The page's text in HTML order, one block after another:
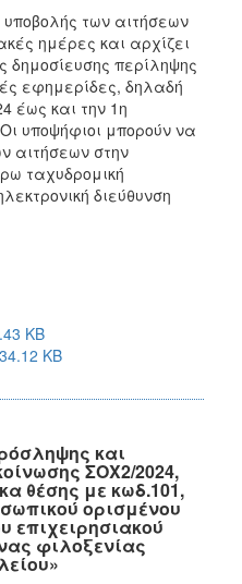
των αιτήσεων
ημέρες και αρχίζει
δημοσίευσης περίληψης
εφημερίδες, δηλαδή
έως και την 1η
υποψήφιοι μπορούν να
αιτήσεων στην
ταχυδρομική
διεύθυνση
KB
KB
και
ΣΟΧ2/2024,
θέσης με κωδ.101,
ορισμένου
επιχειρησιακού
φιλοξενίας